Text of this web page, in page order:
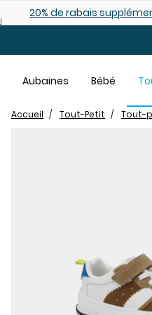
démarqués25% de rabais:
Aubaines Bébé
Accueil Tout-Petit Tout-